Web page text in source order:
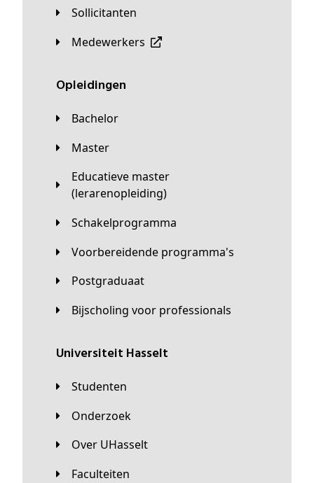
Sollicitanten
Medewerkers
Opleidingen
Bachelor
Master
Educatieve master
(lerarenopleiding)
Schakelprogramma
Voorbereidende programma's
Postgraduaat
Bijscholing voor professionals
universiteit Hasselt
Studenten
Onderzoek
Over UHasselt
Faculteiten